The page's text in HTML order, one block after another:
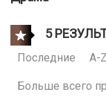
5
Последние A-Z
Больше всего